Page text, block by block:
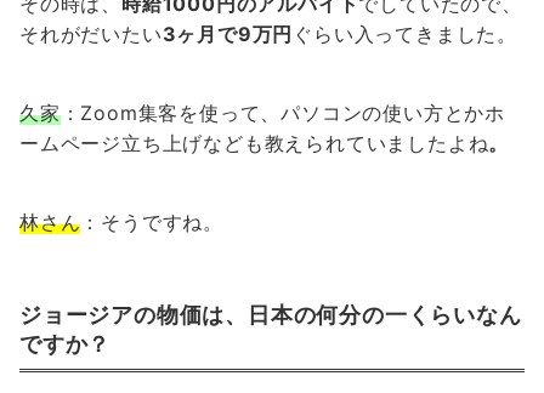
それがだいたい3ヶ月で9万円 ぐらい入ってきました。
久家：Zoom集客を使って、パソコンの使い方とかホ
ームページ立ち上げなども教えられていましたよね。
林さん ：そうですね。
ジョージアの物価は、日本の何分の一くらいなん
ですか？